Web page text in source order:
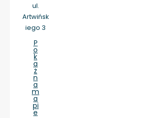
ul.
Artwińsk
iego 3
P
o
k
a
ż
n
a
m
a
pi
e